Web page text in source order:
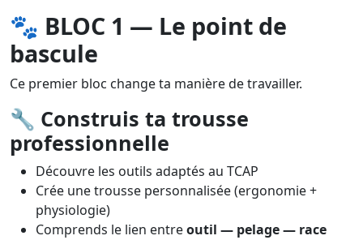
🐾 BLOC 1 — Le point de
bascule
Ce premier bloc change ta manière de travailler.
🔧 Construis ta trousse
professionnelle
Découvre les outils adaptés au TCAP
Crée une trousse personnalisée (ergonomie +
physiologie)
Comprends le lien entreoutil — pelage — race